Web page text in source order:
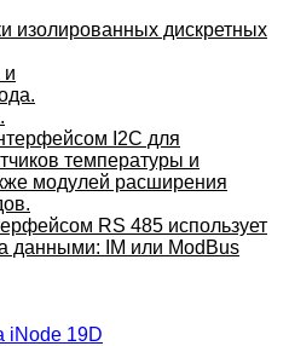
изолированных дискретных
и
I2C для
температуры и
модулей расширения
RS 485 использует
данными: IM или ModBus
iNode 19D